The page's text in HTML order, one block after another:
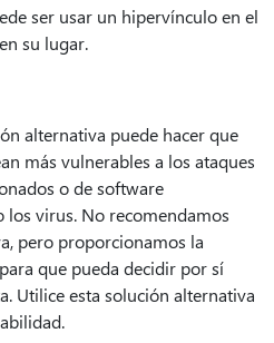
ser usar un hipervínculo en el
su lugar.
alternativa puede hacer que
más vulnerables a los ataques
o de software
los virus. No recomendamos
pero proporcionamos la
que pueda decidir por sí
Utilice esta solución alternativa